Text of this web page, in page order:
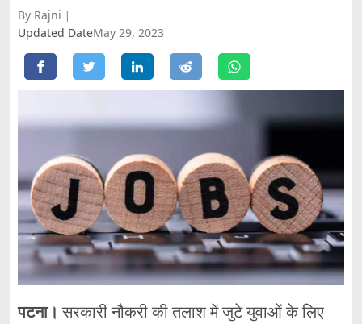
By Rajni
Updated DateMay 29, 2023
पटना। सरकारी नौकरी की तलाश में जुटे युवाओं के लिए